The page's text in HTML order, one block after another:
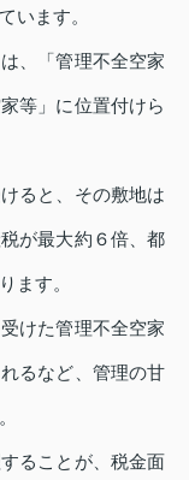
います。
、「管理不全空家
等」に位置付けら
ると、その敷地は
が最大約６倍、都
ます。
けた管理不全空家
るなど、管理の甘
ることが、税金面